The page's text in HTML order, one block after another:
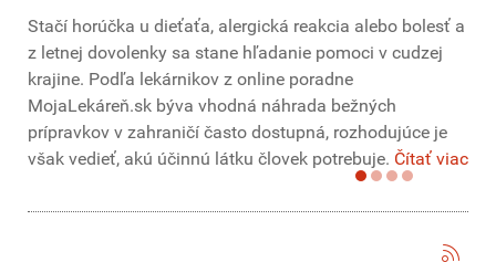
Stačí horúčka u dieťaťa, alergická reakcia alebo bolesť a
z letnej dovolenky sa stane hľadanie pomoci v cudzej
krajine. Podľa lekárnikov z online poradne
MojaLekáreň.sk býva vhodná náhrada bežných
prípravkov v zahraničí často dostupná, rozhodujúce je
však vedieť, akú účinnú látku človek potrebuje. Čítať viac